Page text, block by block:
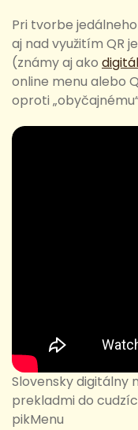
Pri tvorbe
aj nad využitím QR
(známy aj ako
online menu alebo
oproti
Slovensky digitálny
prekladmi do
pikMenu